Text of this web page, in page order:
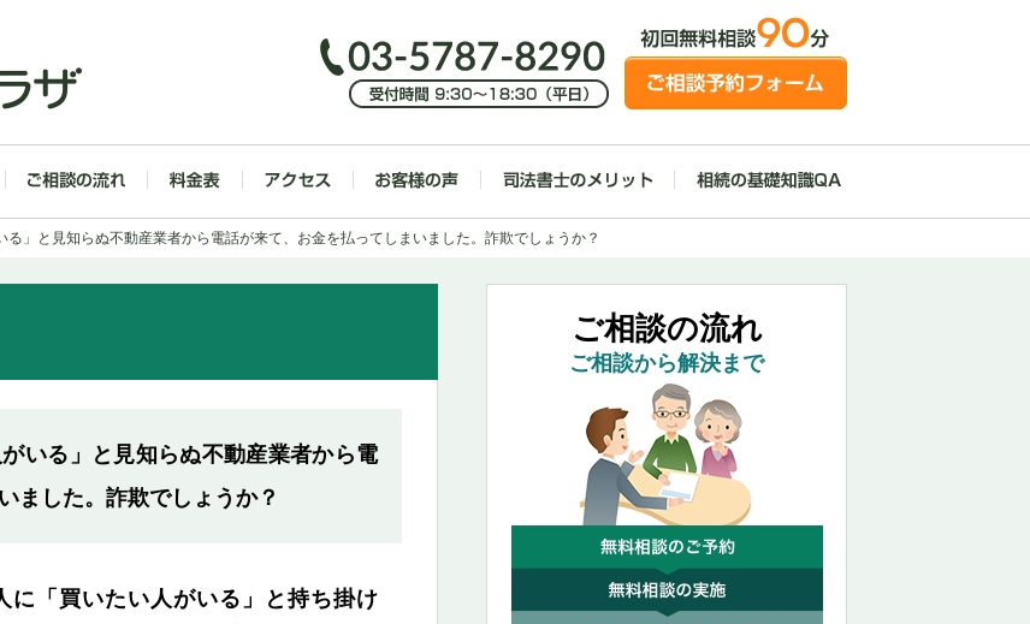
」と見知らぬ不動産業者から電話が来て、お金を払ってしまいました。詐欺でしょうか？
いる」と見知らぬ不動産業者から電
ました。詐欺でしょうか？
に「買いたい人がいる」と持ち掛け
ご相談の流れ
ご相談から解決まで